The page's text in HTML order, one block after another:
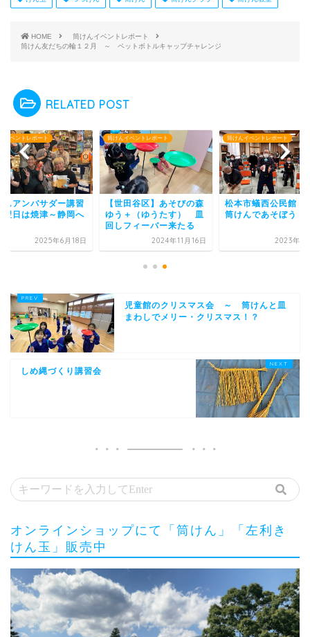
HOME
筒けんイベントレポート
筒けん友だちの輪１２月 ～ ペットボトルキャップチャレンジ
RELATED POST
イベントレポート
んアンバサダー講習
翌日は焼津～静岡へ
2025年6月18日
筒けんイベントレポート
【世田谷区】あそびの森
ゆう＋（ゆうたす） 皿
回しフィーバー来たる
2024年11月16日
筒けんイベントレポート
松本市蟻西公民
筒けんであそぼう！
2023年1
児童館のクリスマス会 ～ 筒けんと皿
まわしでメリー・クリスマス！？
しめ縄づくり講習会
オンラインショップにて「筒けん」「左利き
けん玉」販売中